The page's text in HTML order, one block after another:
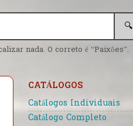
🔍
nada. O correto é “Paixões”.
CATÁLOGOS
Catálogos Individuais
Catálogo Completo